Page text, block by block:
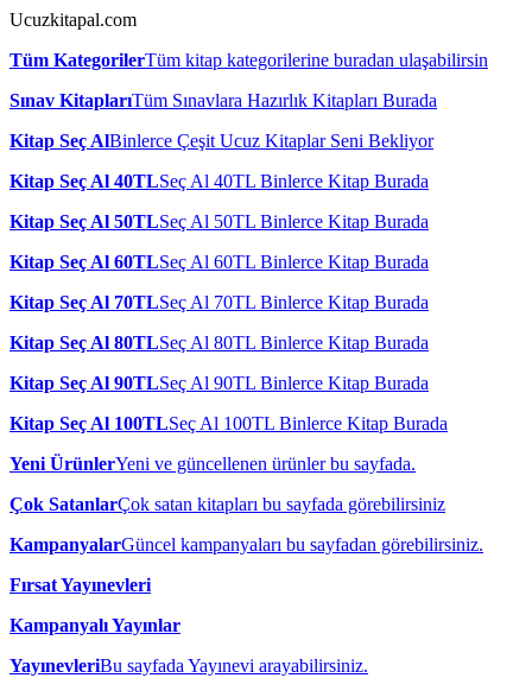
Ucuzkitapal.com
Tüm KategorilerTüm kitap kategorilerine buradan ulaşabilirsin
Sınav KitaplarıTüm Sınavlara Hazırlık Kitapları Burada
Kitap Seç AlBinlerce Çeşit Ucuz Kitaplar Seni Bekliyor
Kitap Seç Al 40TLSeç Al 40TL Binlerce Kitap Burada
Kitap Seç Al 50TLSeç Al 50TL Binlerce Kitap Burada
Kitap Seç Al 60TLSeç Al 60TL Binlerce Kitap Burada
Kitap Seç Al 70TLSeç Al 70TL Binlerce Kitap Burada
Kitap Seç Al 80TLSeç Al 80TL Binlerce Kitap Burada
Kitap Seç Al 90TLSeç Al 90TL Binlerce Kitap Burada
Kitap Seç Al 100TLSeç Al 100TL Binlerce Kitap Burada
Yeni ÜrünlerYeni ve güncellenen ürünler bu sayfada.
Çok SatanlarÇok satan kitapları bu sayfada görebilirsiniz
KampanyalarGüncel kampanyaları bu sayfadan görebilirsiniz.
Fırsat Yayınevleri
Kampanyalı Yayınlar
YayınevleriBu sayfada Yayınevi arayabilirsiniz.